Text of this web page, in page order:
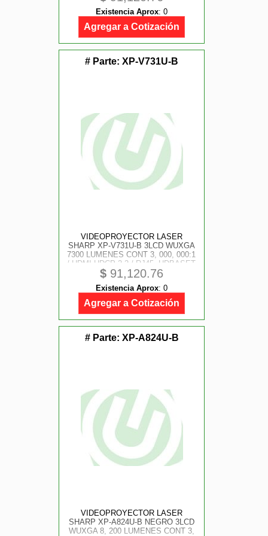
***REQUIERE DE LENTE***
Existencia Aprox: 0
Agregar a Cotización
# Parte: XP-V731U-B
VIDEOPROYECTOR LASER
SHARP XP-V731U-B 3LCD WUXGA
7300 LUMENES CONT 3, 000, 000:1
/ HDMI-HDCP 2.2 / RJ45, HDBASET
W/ HDCP 20, 000 HRS
***REQUIERE DE LENTE***
$ 91,120.76
Existencia Aprox: 0
Agregar a Cotización
# Parte: XP-A824U-B
VIDEOPROYECTOR LASER
SHARP XP-A824U-B NEGRO 3LCD
WUXGA 8, 200 LUMENES CONT 3,